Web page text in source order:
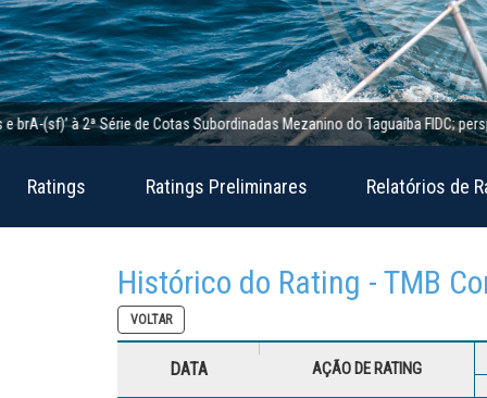
à 2ª Série de Cotas Subordinadas Mezanino do Taguaíba FIDC; perspectiva
Ratings Ratings Preliminares Relatórios de
Histórico do Rating - TMB
VOLTAR
DATA AÇÃO DE RATING